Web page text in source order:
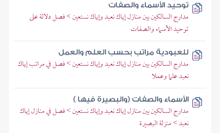
توحيد الأسماء والصفات
مدارج السالكين بين منازل إياك نعبد وإياك نستعين > فصل دلالة على
توحيد الأسماء والصفات
للعبودية مراتب بحسب العلم والعمل
مدارج السالكين بين منازل إياك نعبد وإياك نستعين > فصل في مراتب إياك
نعبد علما وعملا
الأسماء والصفات (والبصيرة فيها )
مدارج السالكين بين منازل إياك نعبد وإياك نستعين > فصل في منازل إياك
نعبد > منزلة البصيرة